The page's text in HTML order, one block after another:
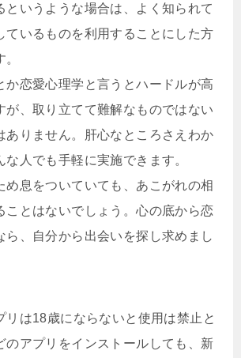
というような場合は、よく知られて
ているものを利用することにした方
か恋愛心理学と言うとハードルが高
が、取り立てて難解なものではない
ありません。肝心なところさえわか
な人でも手軽に実施できます。
め息をついていても、あこがれの相
ことはないでしょう。心の底から恋
ら、自分から出会いを探し求めまし
リは18歳にならないと使用は禁止と
のアプリをインストールしても、新